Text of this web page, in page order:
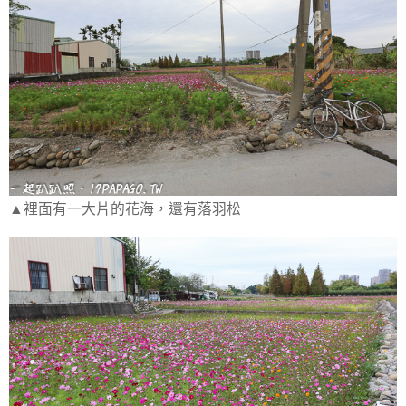
▲裡面有一大片的花海，還有落羽松